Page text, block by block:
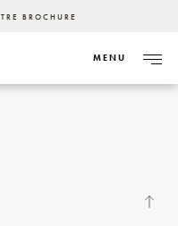
BROCHURE
MENU